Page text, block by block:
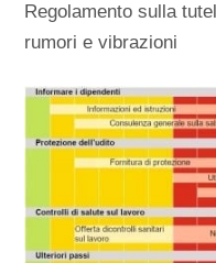
Regolamento sulla
rumori e vibrazioni